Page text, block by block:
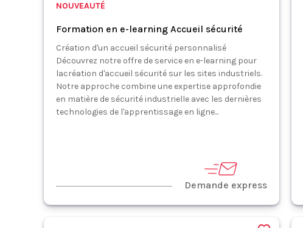
NOUVEAUTÉ
Formation en e-learning Accueil sécurité
Création d'un accueil sécurité personnalisé
Découvrez notre offre de service en e-learning pour
lacréation d'accueil sécurité sur les sites industriels.
Notre approche combine une expertise approfondie
en matière de sécurité industrielle avec les dernières
technologies de l'apprentissage en ligne...
Demande express